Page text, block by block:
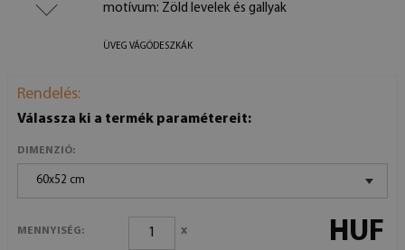
motívum: Zöld levelek és gallyak
ÜVEG VÁGÓDESZKÁK
Rendelés:
Válassza ki a termék paramétereit:
DIMENZIÓ:
60x52 cm
MENNYISÉG: x HUF